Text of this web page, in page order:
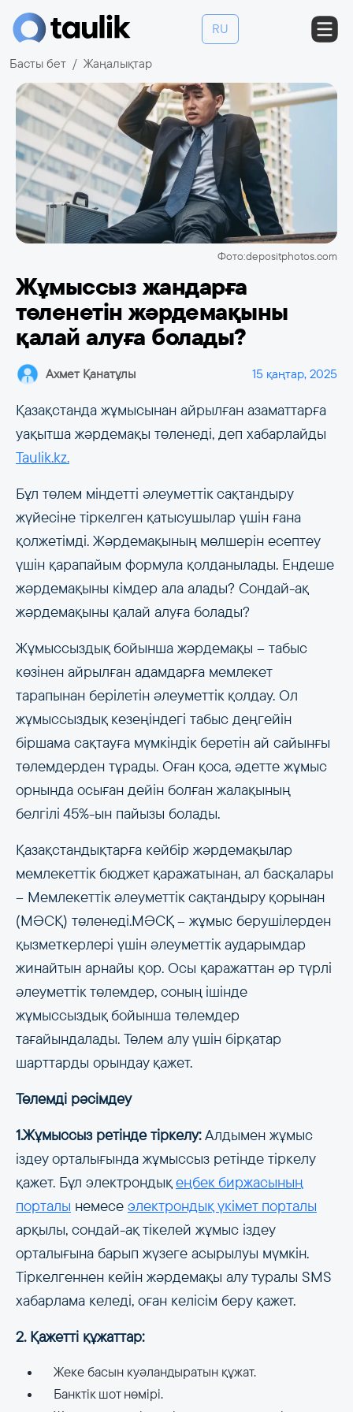
RU
Басты бет Жаңалықтар
Фото:depositphotos.com
Жұмыссыз жандарға
төленетін жәрдемақыны
қалай алуға болады?
Ахмет Қанатұлы 15 қаңтар, 2025
Қазақстанда жұмысынан айрылған азаматтарға
уақытша жәрдемақы төленеді, деп хабарлайды
Taulik.kz.
Бұл төлем міндетті әлеуметтік сақтандыру
жүйесіне тіркелген қатысушылар үшін ғана
қолжетімді. Жәрдемақының мөлшерін есептеу
үшін қарапайым формула қолданылады. Ендеше
жәрдемақыны кімдер ала алады? Сондай-ақ
жәрдемақыны қалай алуға болады?
Жұмыссыздық бойынша жәрдемақы – табыс
көзінен айрылған адамдарға мемлекет
тарапынан берілетін әлеуметтік қолдау. Ол
жұмыссыздық кезеңіндегі табыс деңгейін
біршама сақтауға мүмкіндік беретін ай сайынғы
төлемдерден тұрады. Оған қоса, әдетте жұмыс
орнында осыған дейін болған жалақының
белгілі 45%-ын пайызы болады.
Қазақстандықтарға кейбір жәрдемақылар
мемлекеттік бюджет қаражатынан, ал басқалары
– Мемлекеттік әлеуметтік сақтандыру қорынан
(МӘСҚ) төленеді.МӘСҚ – жұмыс берушілерден
қызметкерлері үшін әлеуметтік аударымдар
жинайтын арнайы қор. Осы қаражаттан әр түрлі
әлеуметтік төлемдер, соның ішінде
жұмыссыздық бойынша төлемдер
тағайындалады. Төлем алу үшін бірқатар
шарттарды орындау қажет.
Төлемді рәсімдеу
1.Жұмыссыз ретінде тіркелу:Алдымен жұмыс
іздеу орталығында жұмыссыз ретінде тіркелу
қажет. Бұл электрондықеңбек биржасының
порталы немесе электрондық үкімет порталы
арқылы, сондай-ақ тікелей жұмыс іздеу
орталығына барып жүзеге асырылуы мүмкін.
Тіркелгеннен кейін жәрдемақы алу туралы SMS
хабарлама келеді, оған келісім беру қажет.
2. Қажетті құжаттар:
Жеке басын куәландыратын құжат.
Банктік шот нөмірі.